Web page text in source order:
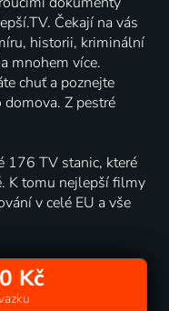
Čekají na vás
historii, kriminální
mnohem více.
chuť a poznejte
Z pestré
176 TV stanic, které
K tomu nejlepší filmy
v celé EU a vše
Kč